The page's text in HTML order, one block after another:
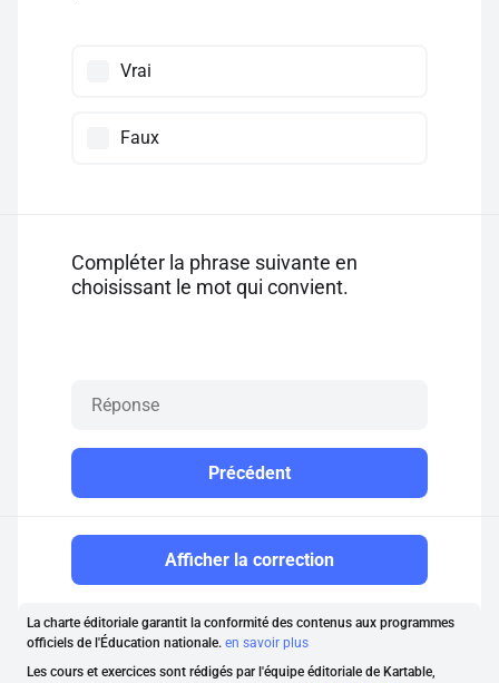
Vrai
Faux
Compléter la phrase suivante en
choisissant le mot qui convient.
Précédent
Afficher la correction
La charte éditoriale garantit la conformité des contenus aux programmes
officiels de l'Éducation nationale. en savoir plus
Les cours et exercices sont rédigés par l'équipe éditoriale de Kartable,